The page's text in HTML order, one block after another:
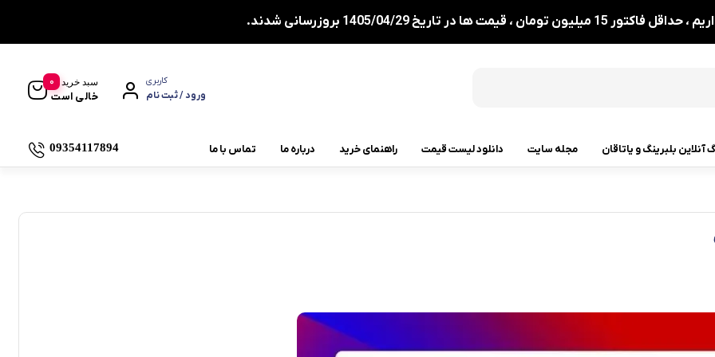
، قیمت ها در تاریخ 1405/04/29 بروزرسانی شدند.
کاربری
ورود / ثبت نام
سبد خرید
خالی است
0
آنلاین بلبرینگ و یاتاقان مجله سایت دانلود لیست قیمت راهنمای خرید درباره ما تماس با ما 09354117894